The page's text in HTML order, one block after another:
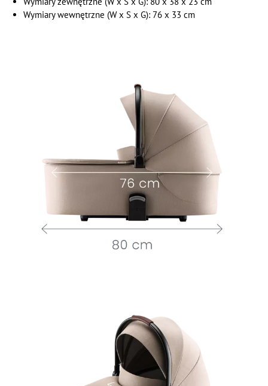
Wymiary wewnętrzne (W x S x G): 76 x 33 cm